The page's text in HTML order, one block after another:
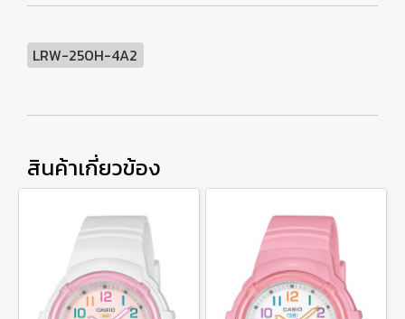
LRW-250H-4A2
สินค้าเกี่ยวข้อง